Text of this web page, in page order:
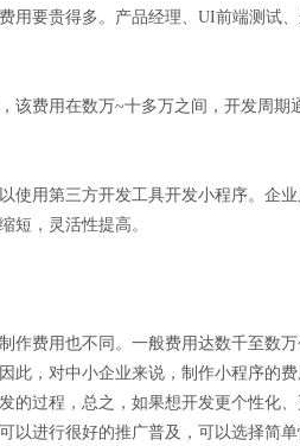
用要贵得多。产品经理、UI前端测试
该费用在数万~十多万之间，开发周
使用第三方开发工具开发小程序。企
短，灵活性提高。
作费用也不同。一般费用达数千至数
此，对中小企业来说，制作小程序的
的过程，总之，如果想开发更个性化
进行很好的推广普及，可以选择简单